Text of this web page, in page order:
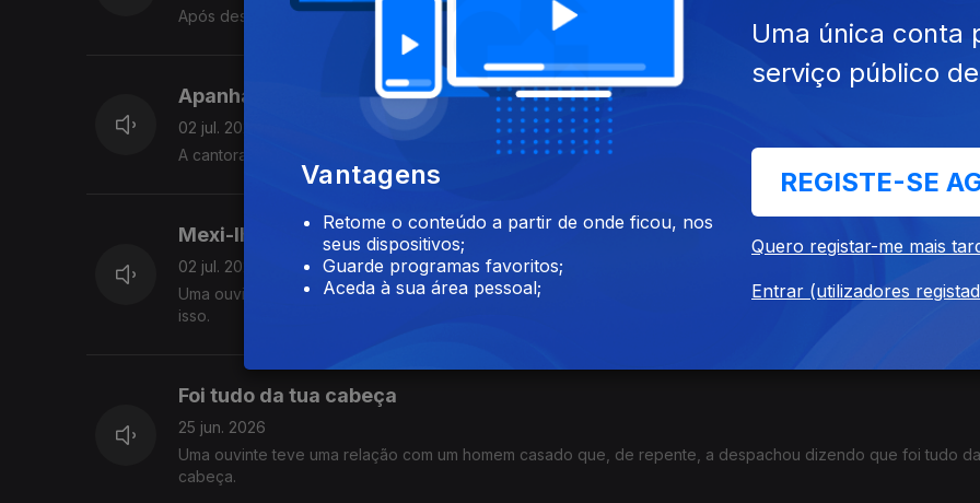
Após desabafar com uma amiga sobre problemas na sua relação, percebe que ela contou tudo ao namorado.
Apanhado no seu jardim proibido, com IOLANDA
02 jul. 2026
A cantora IOLANDA ajuda-nos a responder a um ouvinte que foi apanhado pela mulher a ver pornografia.
Mexi-lhe no telemóvel
02 jul. 2026
Uma ouvinte encontrou mensagens que a incomodaram no telemóvel do namorado e agora não sabe como
isso.
Foi tudo da tua cabeça
25 jun. 2026
Uma ouvinte teve uma relação com um homem casado que, de repente, a despachou dizendo que foi tudo
cabeça.
Vantagens
Retome o conteúdo a partir de onde ficou, nos
seus dispositivos;
Guarde programas favoritos;
Aceda à sua área pessoal;
Uma única conta
serviço público
REGISTE-SE
Quero registar-me mais
Entrar (utilizadores